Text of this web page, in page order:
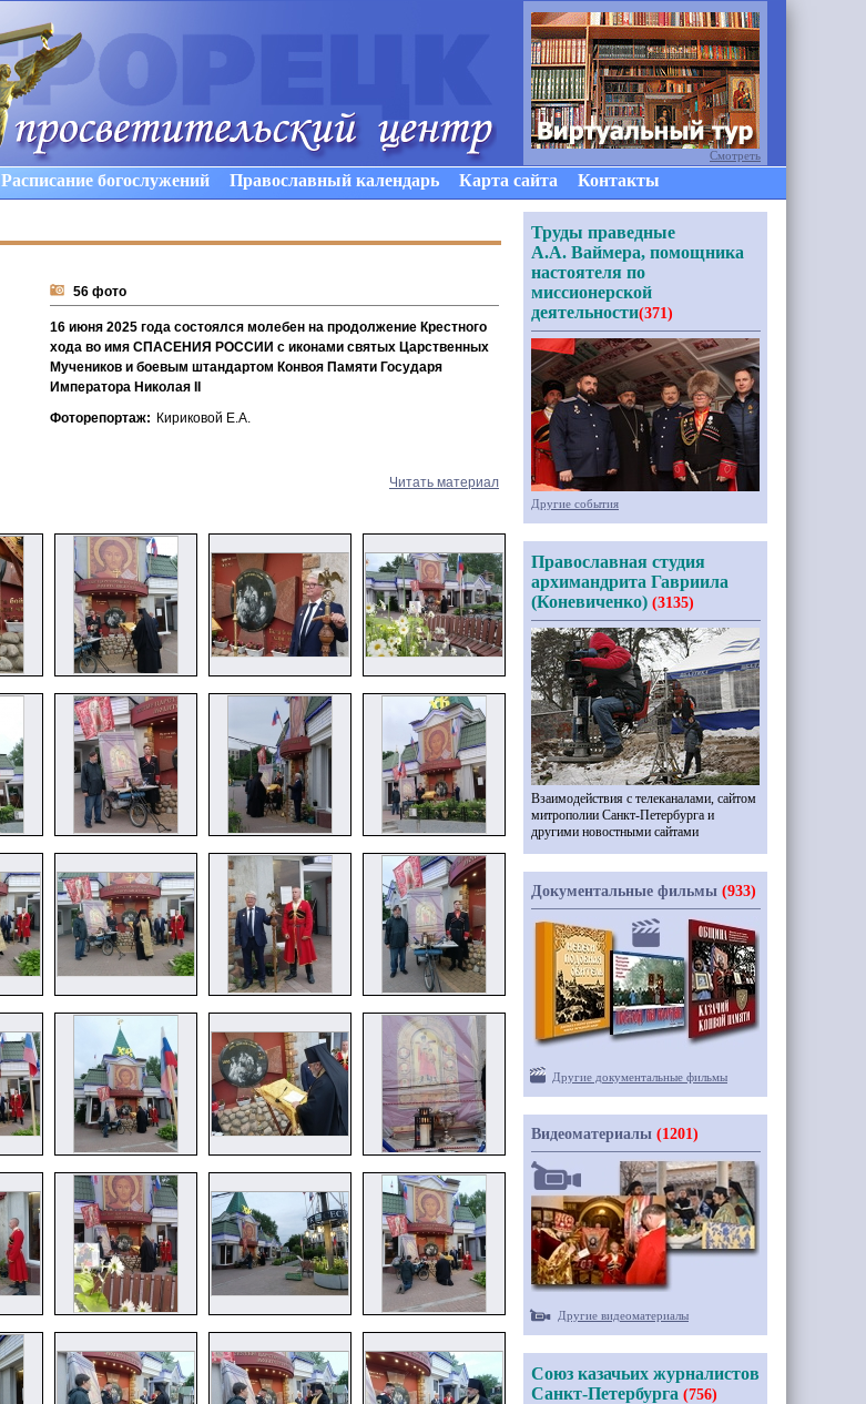
Расписание богослужений Православный календарь Карта сайта Контакты
56 фото
16 июня 2025 года состоялся молебен на продолжение Крестного
хода во имя СПАСЕНИЯ РОССИИ с иконами святых Царственных
Мучеников и боевым штандартом Конвоя Памяти Государя
Императора Николая II
Фоторепортаж: Кириковой Е.А.
Читать материал
Смотреть
Труды праведные
А.А. Ваймера, помощника
настоятеля по
миссионерской
деятельности(371)
Другие события
Православная студия
архимандрита Гавриила
(Коневиченко) (3135)
Взаимодействия с телеканалами, сайтом
митрополии Санкт-Петербурга и
другими новостными сайтами
Документальные фильмы (933)
Другие документальные фильмы
Видеоматериалы (1201)
Другие видеоматериалы
Союз казачьих журналистов
Санкт-Петербурга (756)